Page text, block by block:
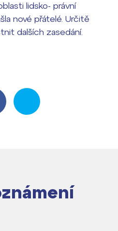
lidsko- právní
nové přátelé. Určitě
dalších zasedání.